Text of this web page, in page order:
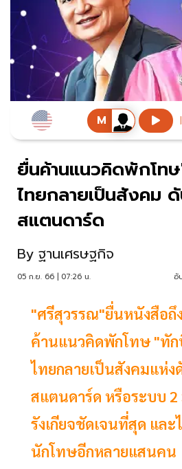
ยื่นค้านแนวคิดพักโ
ไทยกลายเป็นสังคม
สแตนดาร์ด
By ฐานเศรษฐกิจ
05 ก.ย. 66 | 07:26 น. อั
"ศรีสุวรรณ"ยื่นหนังสือ
ค้านแนวคิดพักโทษ "ทั
ไทยกลายเป็นสังคมแห่ง
สแตนดาร์ด หรือระบบ
รังเกียจชัดเจนที่สุด และ
นักโทษอีกหลายแสนคน